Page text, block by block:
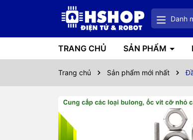
Danh
TRANG CHỦ SẢN PHẨM
Trang chủ Sản phẩm mới nhất